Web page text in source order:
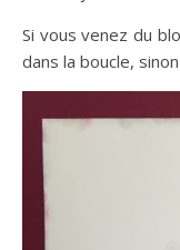
Si vous venez du
dans la boucle,